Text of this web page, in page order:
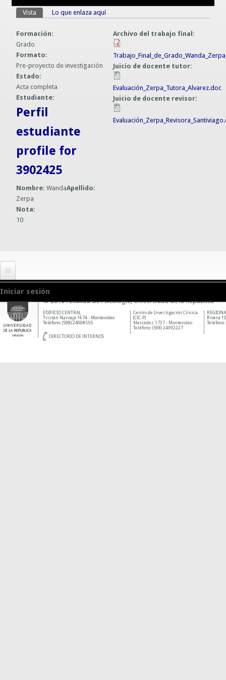
Guías prácticas o proyectos
Guías UCO
Información sobre SPAM y Phising
Solapas principales
Vista (solapa activa)
Lo que enlaza aquí
Formación:
Grado
Formato:
Pre-proyecto de investigación
Estado:
Acta completa
Estudiante:
Perfil
estudiante
profile for
3902425
Nombre:WandaApellido:
Zerpa
Nota:
10
Archivo del trabajo final:
Juicio de docente tutor:
Evaluación_Zerpa_Tutora_Alvarez.doc
Juicio de docente revisor:
Iniciar sesión
© 2010 Facultad de Psicología, Universidad de la República
Rivera
Teléfono:
Centro de Investigación Clínica
(CIC-P)
Mercedes 1737 - Montevideo
Teléfono: (598) 24092227
EDIFICIO CENTRAL
Tristán Narvaja 1674 - Montevideo
Teléfono: (598) 24008555
DIRECTORIO DE INTERNOS